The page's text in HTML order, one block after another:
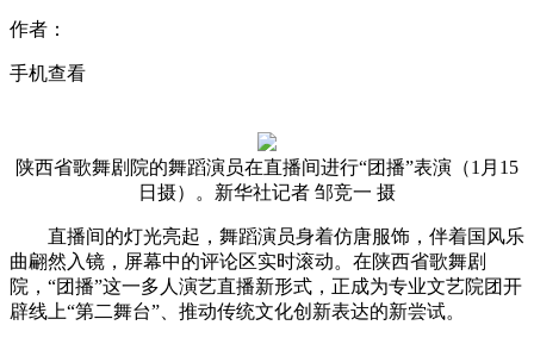
作者：
手机查看
陕西省歌舞剧院的舞蹈演员在直播间进行“团播”表演（1月15
日摄）。新华社记者 邹竞一 摄
直播间的灯光亮起，舞蹈演员身着仿唐服饰，伴着国风乐
曲翩然入镜，屏幕中的评论区实时滚动。在陕西省歌舞剧
院，“团播”这一多人演艺直播新形式，正成为专业文艺院团开
辟线上“第二舞台”、推动传统文化创新表达的新尝试。